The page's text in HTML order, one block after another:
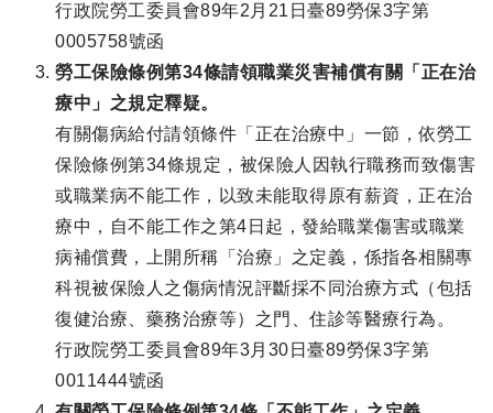
行政院勞工委員會89年2月21日臺89勞保3字第
0005758號函
勞工保險條例第34條請領職業災害補償有關「正在治
療中」之規定釋疑。
有關傷病給付請領條件「正在治療中」一節，依勞工
保險條例第34條規定，被保險人因執行職務而致傷害
或職業病不能工作，以致未能取得原有薪資，正在治
療中，自不能工作之第4日起，發給職業傷害或職業
病補償費，上開所稱「治療」之定義，係指各相關專
科視被保險人之傷病情況評斷採不同治療方式（包括
復健治療、藥務治療等）之門、住診等醫療行為。
行政院勞工委員會89年3月30日臺89勞保3字第
0011444號函